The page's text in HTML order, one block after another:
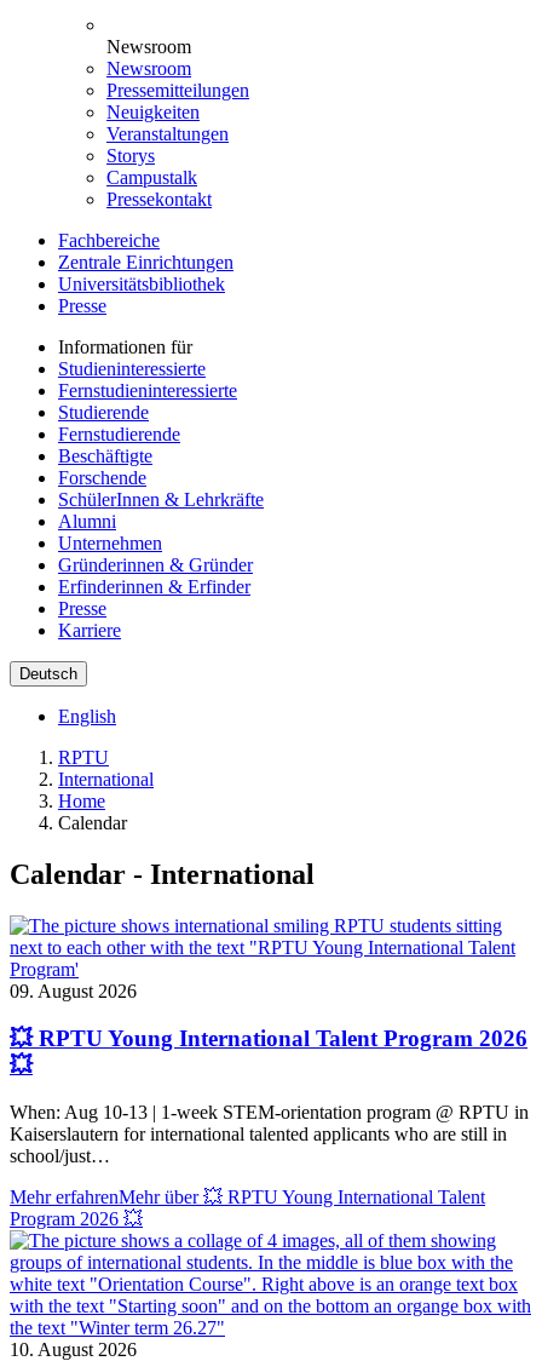
Newsroom
Newsroom
Pressemitteilungen
Neuigkeiten
Veranstaltungen
Storys
Campustalk
Pressekontakt
Fachbereiche
Zentrale Einrichtungen
Universitätsbibliothek
Presse
Informationen für
Studieninteressierte
Fernstudieninteressierte
Studierende
Fernstudierende
Beschäftigte
Forschende
SchülerInnen & Lehrkräfte
Alumni
Unternehmen
Gründerinnen & Gründer
Erfinderinnen & Erfinder
Presse
Karriere
Deutsch
English
RPTU
International
Home
Calendar
Calendar - International
09. August 2026
💥 RPTU Young International Talent Program 2026
💥
When: Aug 10-13 | 1-week STEM-orientation program @ RPTU in
Kaiserslautern for international talented applicants who are still in
school/just…
Mehr erfahrenMehr über 💥 RPTU Young International Talent
Program 2026 💥
10. August 2026